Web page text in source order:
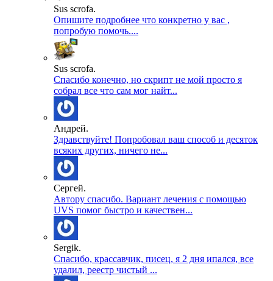
Sus scrofa.
Опишите подробнее что конкретно у вас ,
попробую помочь....
Sus scrofa.
Спасибо конечно, но скрипт не мой просто я
собрал все что сам мог найт...
Андрей.
Здравствуйте! Попробовал ваш способ и десяток
всяких других, ничего не...
Сергей.
Автору спасибо. Вариант лечения с помощью
UVS помог быстро и качествен...
Sergik.
Спасибо, крассавчик, писец, я 2 дня ипался, все
удалил, реестр чистый ...